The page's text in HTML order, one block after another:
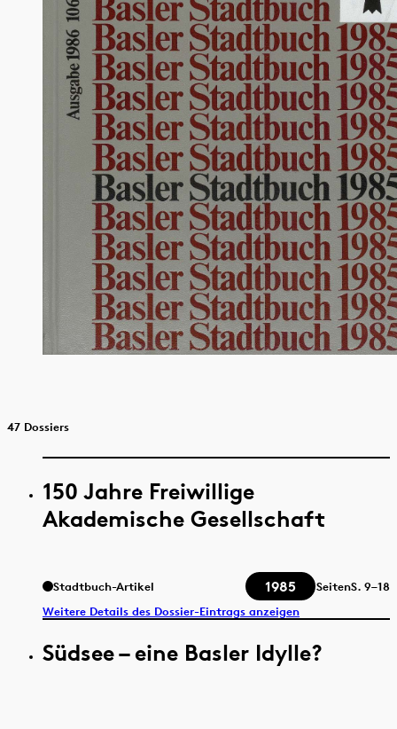
47 Dossiers
150 Jahre Freiwillige
Akademische Gesellschaft
Stadtbuch-Artikel 1985 SeitenS. 9–18
Weitere Details des Dossier-Eintrags anzeigen
Südsee – eine Basler Idylle?